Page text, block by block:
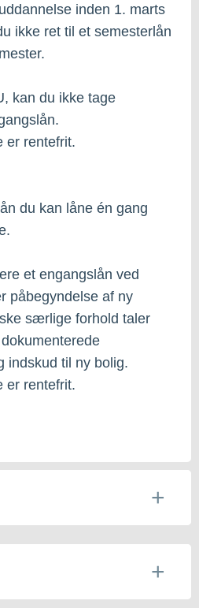
inden 1. marts
ikke ret til et semesterlån
kan du ikke tage
er rentefrit.
du kan låne én gang
et engangslån ved
påbegyndelse af ny
særlige forhold taler
indskud til ny bolig.
er rentefrit.